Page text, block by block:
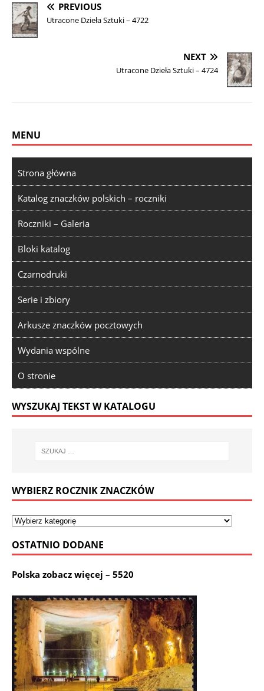
PREVIOUS
Utracone Dzieła Sztuki – 4722
NEXT
Utracone Dzieła Sztuki – 4724
MENU
Strona główna
Katalog znaczków polskich – roczniki
Roczniki – Galeria
Bloki katalog
Czarnodruki
Serie i zbiory
Arkusze znaczków pocztowych
Wydania wspólne
O stronie
WYSZUKAJ TEKST W KATALOGU
WYBIERZ ROCZNIK ZNACZKÓW
OSTATNIO DODANE
Polska zobacz więcej – 5520